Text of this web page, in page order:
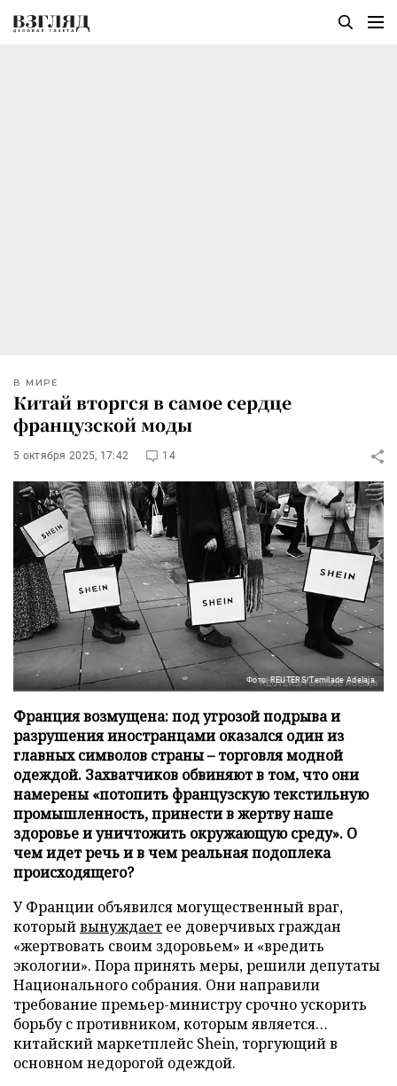
В МИРЕ
Китай вторгся в самое сердце
французской моды
5 октября 2025, 17:42 14
Фото: REUTERS/Temilade Adelaja
Франция возмущена: под угрозой подрыва и
разрушения иностранцами оказался один из
главных символов страны – торговля модной
одеждой. Захватчиков обвиняют в том, что они
намерены «потопить французскую текстильную
промышленность, принести в жертву наше
здоровье и уничтожить окружающую среду». О
чем идет речь и в чем реальная подоплека
происходящего?
У Франции объявился могущественный враг,
которыйвынуждает ее доверчивых граждан
«жертвовать своим здоровьем» и «вредить
экологии». Пора принять меры, решили депутаты
Национального собрания. Они направили
требование премьер-министру срочно ускорить
борьбу с противником, которым является…
китайский маркетплейс Shein, торгующий в
основном недорогой одеждой.